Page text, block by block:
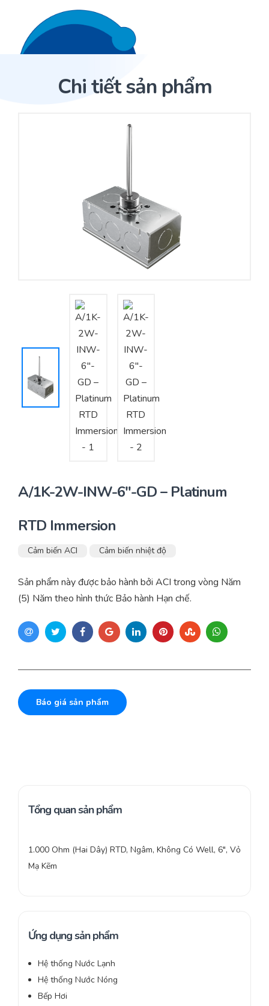
Trang Chủ
Nhà phân phối cảm biến
Nhà sản xuất thiết bị điều khiển
Cung cấp giải pháp quản lý cho toà nhà (BMS)
Tư vấn – Thiết kế – Cung cấp thiết bị HVAC
Tư vấn thiết kế, thi công tủ điều khiển
Thi công – Lắp đặt hệ thống HVAC
Chi tiết sản phẩm
A/1K-2W-INW-6″-GD – Platinum
RTD Immersion
Cảm biến ACI Cảm biến nhiệt độ
Sản phẩm này được bảo hành bởi ACI trong vòng Năm
(5) Năm theo hình thức Bảo hành Hạn chế.
Báo giá sản phẩm
Tổng quan sản phẩm
1.000 Ohm (Hai Dây) RTD, Ngâm, Không Có Well, 6″, Vỏ
Mạ Kẽm
Ứng dụng sản phẩm
Hệ thống Nước Lạnh
Hệ thống Nước Nóng
Bếp Hơi